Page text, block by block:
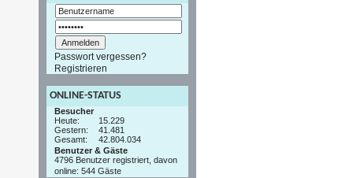
Passwort vergessen?
Registrieren
ONLINE-STATUS
Besucher
Heute:
15.229
Gestern:
41.481
Gesamt:
42.804.034
Benutzer & Gäste
4796 Benutzer registriert, davon
online: 544 Gäste